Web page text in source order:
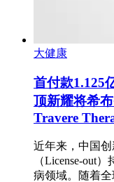
大健康
首付款1.125
顶新耀将希
Travere
近年来，中国
（License-out
病领域。随着